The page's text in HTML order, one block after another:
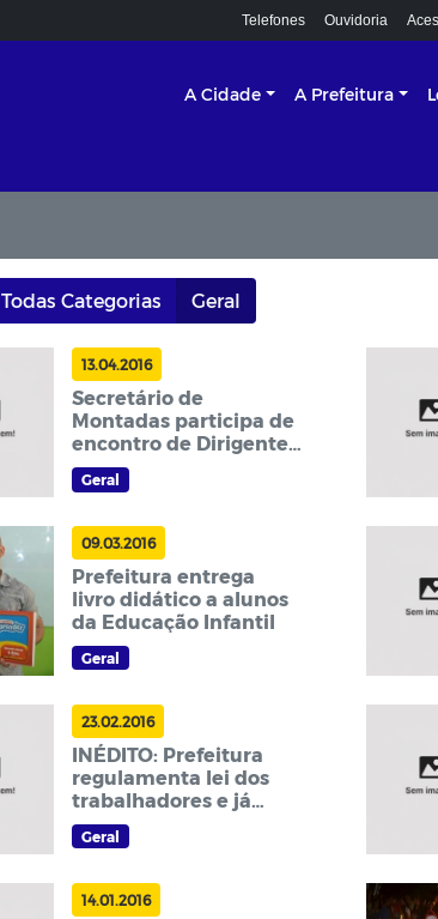
Telefones Ouvidoria
A Cidade A Prefeitura
Todas Categorias Geral
13.04.2016
Secretário de
Montadas participa de
encontro de Dirigentes
Municipais de
Educação
Geral
09.03.2016
Prefeitura entrega
livro didático a alunos
da Educação Infantil
Geral
23.02.2016
INÉDITO: Prefeitura
regulamenta lei dos
trabalhadores e já
pagou percentuais em
janeiro
Geral
14.01.2016